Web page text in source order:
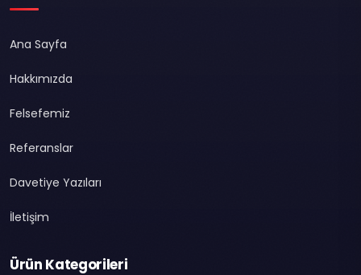
Ana Sayfa
Hakkımızda
Felsefemiz
Referanslar
Davetiye Yazıları
İletişim
Ürün Kategorileri